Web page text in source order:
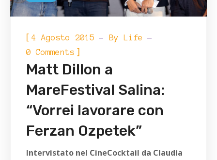
[4 Agosto 2015 ByLife
0 Comments ]
Matt Dillon a
MareFestival Salina:
“Vorrei lavorare con
Ferzan Ozpetek”
Intervistato nel CineCocktail da Claudia